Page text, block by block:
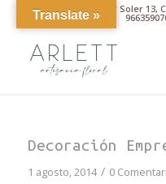
Av. Pintor Xavier Soler 13,
Decoración
1 agosto, 2014 / 0
Translate »